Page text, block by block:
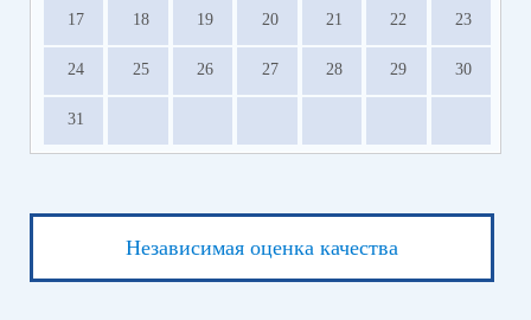
17 18 19 20 21 22 23
24 25 26 27 28 29 30
31
Независимая оценка качества